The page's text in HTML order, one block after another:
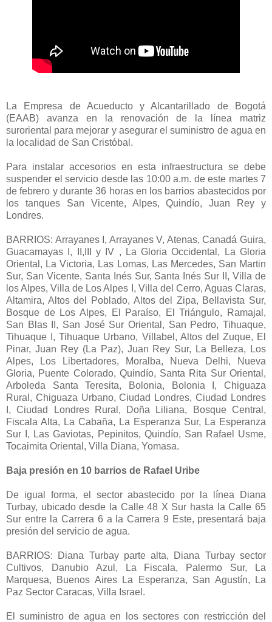
La Empresa de Acueducto y Alcantarillado de Bogotá
(EAAB) avanza en la renovación de la línea matriz
suroriental para mejorar y asegurar el suministro de agua en
la localidad de San Cristóbal.
Para instalar accesorios en esta infraestructura se debe
suspender el servicio desde las 10:00 a.m. de este martes 7
de febrero y durante 36 horas en los barrios abastecidos por
los tanques San Vicente, Alpes, Quindío, Juan Rey y
Londres.
BARRIOS: Arrayanes I, Arrayanes V, Atenas, Canadá Guira,
Guacamayas I, II,III y IV , La Gloria Occidental, La Gloria
Oriental, La Victoria, Las Lomas, Las Mercedes, San Martin
Sur, San Vicente, Santa Inés Sur, Santa Inés Sur II, Villa de
los Alpes, Villa de Los Alpes I, Villa del Cerro, Aguas Claras,
Altamira, Altos del Poblado, Altos del Zipa, Bellavista Sur,
Bosque de Los Alpes, El Paraíso, El Triángulo, Ramajal,
San Blas II, San José Sur Oriental, San Pedro, Tihuaque,
Tihuaque I, Tihuaque Urbano, Villabel, Altos del Zuque, El
Pinar, Juan Rey (La Paz), Juan Rey Sur, La Belleza, Los
Alpes, Los Libertadores, Moralba, Nueva Delhi, Nueva
Gloria, Puente Colorado, Quindío, Santa Rita Sur Oriental,
Arboleda Santa Teresita, Bolonia, Bolonia I, Chiguaza
Rural, Chiguaza Urbano, Ciudad Londres, Ciudad Londres
I, Ciudad Londres Rural, Doña Liliana, Bosque Central,
Fiscala Alta, La Cabaña, La Esperanza Sur, La Esperanza
Sur I, Las Gaviotas, Pepinitos, Quindío, San Rafael Usme,
Tocaimita Oriental, Villa Diana, Yomasa.
Baja presión en 10 barrios de Rafael Uribe
De igual forma, el sector abastecido por la línea Diana
Turbay, ubicado desde la Calle 48 X Sur hasta la Calle 65
Sur entre la Carrera 6 a la Carrera 9 Este, presentará baja
presión del servicio de agua.
BARRIOS: Diana Turbay parte alta, Diana Turbay sector
Cultivos, Danubio Azul, La Fiscala, Palermo Sur, La
Marquesa, Buenos Aires La Esperanza, San Agustín, La
Paz Sector Caracas, Villa Israel.
El suministro de agua en los sectores con restricción del